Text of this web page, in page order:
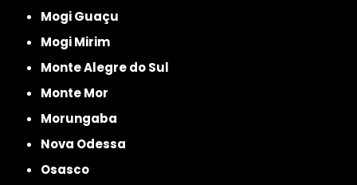
Mogi Guaçu
Mogi Mirim
Monte Alegre do Sul
Monte Mor
Morungaba
Nova Odessa
Osasco